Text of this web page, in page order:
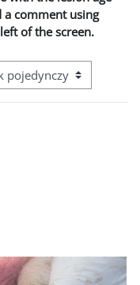
a comment using
of the screen.
nawigacja